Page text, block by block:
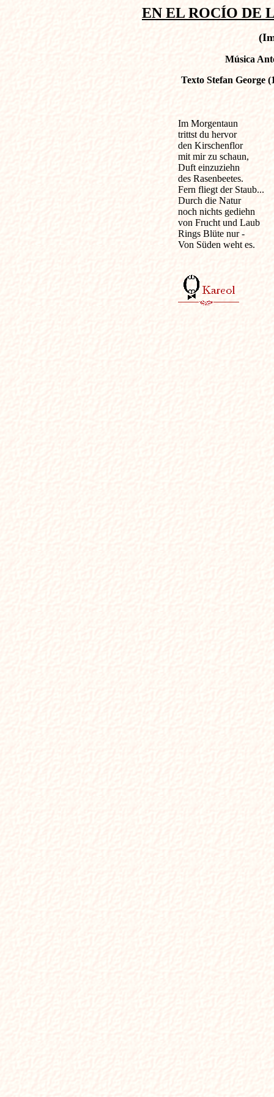
EN EL ROCÍO DE
Música
Texto Stefan George
Im
trittst du hervor
den Kirschenflor
mit mir zu schaun,
Duft einzuziehn
des Rasenbeetes.
Fern fliegt der Staub...
Durch die Natur
noch nichts gediehn
von Frucht und Laub
Rings Blüte nur -
Von Süden weht es.